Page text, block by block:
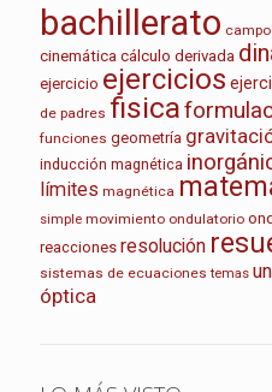
bachillerato campo
cinemática cálculo derivada
ejercicio ejercicios
de padres fisica
funciones geometría
inducción magnética
límites magnética
simple movimiento ondulatorio
reacciones resolución
sistemas de ecuaciones temas
óptica